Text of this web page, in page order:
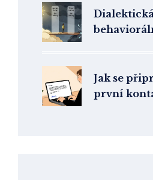
hraniční
osobnosti
Jak se
první